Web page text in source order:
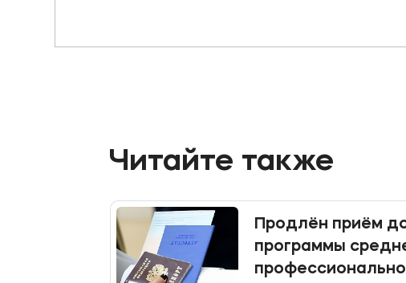
Читайте также
Продлён приём
программы